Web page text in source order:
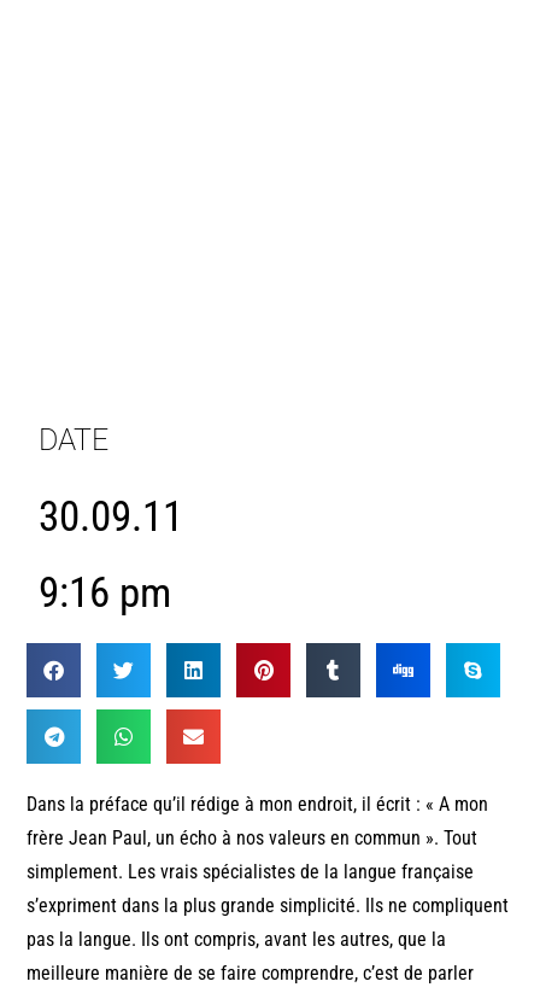
DATE
30.09.11
9:16 pm
Dans la préface qu’il rédige à mon endroit, il écrit : « A mon
frère Jean Paul, un écho à nos valeurs en commun ». Tout
simplement. Les vrais spécialistes de la langue française
s’expriment dans la plus grande simplicité. Ils ne compliquent
pas la langue. Ils ont compris, avant les autres, que la
meilleure manière de se faire comprendre, c’est de parler